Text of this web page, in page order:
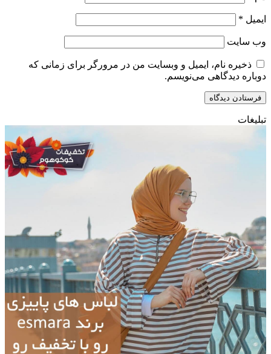
ایمیل *
وب‌ سایت
ذخیره نام، ایمیل و وبسایت من در مرورگر برای زمانی که
دوباره دیدگاهی می‌نویسم.
تبلیغات